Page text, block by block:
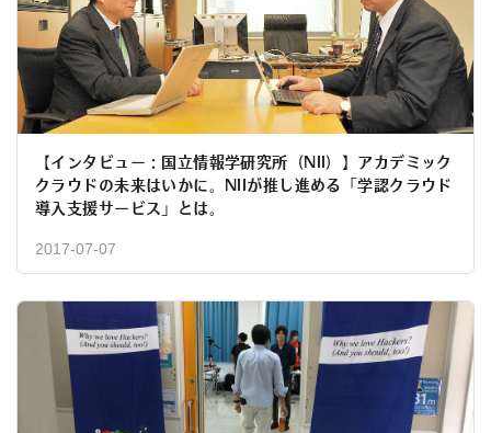
【インタビュー：国立情報学研究所（NII）】アカデミック
クラウドの未来はいかに。NIIが推し進める「学認クラウド
導入支援サービス」とは。
2017-07-07